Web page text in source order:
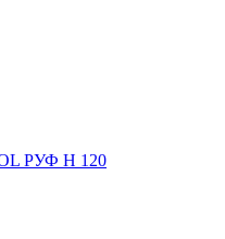
РУФ Н 120